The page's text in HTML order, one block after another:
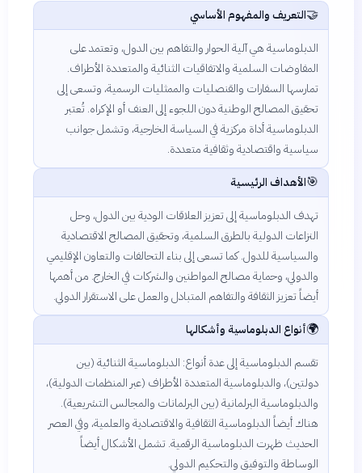
🤝التعريف والمفهوم الأساسي
الدبلوماسية هي آلية الحوار والتفاهم بين الدول، وتعتمد على
المفاوضات السلمية والاتفاقيات الثنائية والمتعددة الأطراف.
تمارسها السفارات والقنصليات والممثليات الرسمية، وتسعى إلى
تحقيق المصالح الوطنية دون اللجوء إلى العنف أو الإكراه. تُعتبر
الدبلوماسية أداة مركزية في السياسة الخارجية، وتشمل جوانب
سياسية واقتصادية وثقافية متعددة.
🎯الأهداف الرئيسية
تهدف الدبلوماسية إلى تعزيز العلاقات الودية بين الدول، وحل
النزاعات الدولية بالطرق السلمية، وتحقيق المصالح الاقتصادية
والسياسية للدول. كما تسعى إلى بناء التحالفات والتعاون الإقليمي
والدولي، وحماية مصالح المواطنين والشركات في الخارج. من أهمها
أيضاً تعزيز الثقافة والتفاهم المتبادل والعمل على الاستقرار الدولي.
🌍أنواع الدبلوماسية وأشكالها
تقسم الدبلوماسية إلى عدة أنواع: الدبلوماسية الثنائية (بين
دولتين)، والدبلوماسية المتعددة الأطراف (عبر المنظمات الدولية)،
والدبلوماسية البرلمانية (بين البرلمانات والمجالس التشريعية).
هناك أيضاً الدبلوماسية الثقافية والاقتصادية والعلمية، وفي العصر
الحديث ظهرت الدبلوماسية الرقمية. تشمل الأشكال أيضاً
الوساطة والتوفيق والتحكيم الدولي.